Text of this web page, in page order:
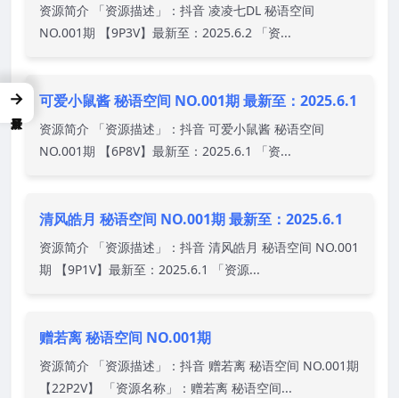
资源简介 「资源描述」：抖音 凌凌七DL 秘语空间
NO.001期 【9P3V】最新至：2025.6.2 「资...
可爱小鼠酱 秘语空间 NO.001期 最新至：2025.6.1
资源简介 「资源描述」：抖音 可爱小鼠酱 秘语空间
NO.001期 【6P8V】最新至：2025.6.1 「资...
清风皓月 秘语空间 NO.001期 最新至：2025.6.1
资源简介 「资源描述」：抖音 清风皓月 秘语空间 NO.001
期 【9P1V】最新至：2025.6.1 「资源...
赠若离 秘语空间 NO.001期
资源简介 「资源描述」：抖音 赠若离 秘语空间 NO.001期
【22P2V】 「资源名称」：赠若离 秘语空间...
→